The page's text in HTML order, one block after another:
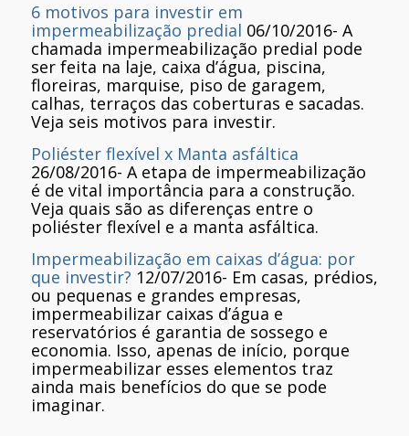
6 motivos para investir em
impermeabilização predial 06/10/2016- A
chamada impermeabilização predial pode
ser feita na laje, caixa d’água, piscina,
floreiras, marquise, piso de garagem,
calhas, terraços das coberturas e sacadas.
Veja seis motivos para investir.
Poliéster flexível x Manta asfáltica
26/08/2016- A etapa de impermeabilização
é de vital importância para a construção.
Veja quais são as diferenças entre o
poliéster flexível e a manta asfáltica.
Impermeabilização em caixas d’água: por
que investir? 12/07/2016- Em casas, prédios,
ou pequenas e grandes empresas,
impermeabilizar caixas d’água e
reservatórios é garantia de sossego e
economia. Isso, apenas de início, porque
impermeabilizar esses elementos traz
ainda mais benefícios do que se pode
imaginar.